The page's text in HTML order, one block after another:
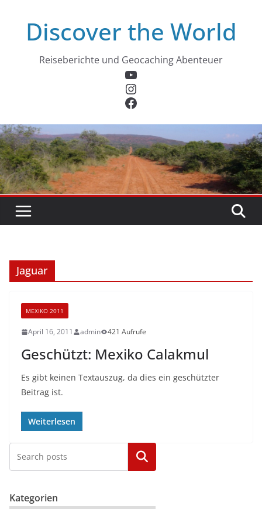
springenDiscover the World
Reiseberichte und Geocaching Abenteuer
YouTube
Instagram
Facebook
Jaguar
MEXIKO 2011
April 16, 2011 admin 421 Aufrufe
Geschützt: Mexiko Calakmul
Es gibt keinen Textauszug, da dies ein geschützter
Beitrag ist.
Weiterlesen
Kategorien
Kategorien